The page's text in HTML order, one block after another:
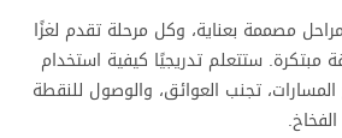
مصممة بعناية، وكل مرحلة تقدم لغزًا
مبتكرة. ستتعلم تدريجيًا كيفية استخدام
تجنب العوائق، والوصول للنقطة